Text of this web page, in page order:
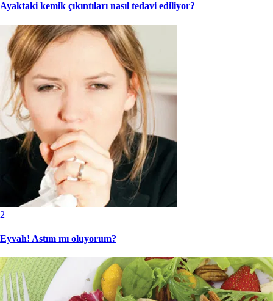
Ayaktaki kemik çıkıntıları nasıl tedavi ediliyor?
2
Eyvah! Astım mı oluyorum?